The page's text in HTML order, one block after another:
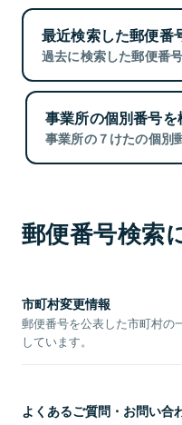
最近検索した郵便番
過去に検索した郵便番
事業所の個別番号を
事業所の７けたの個別
郵便番号検索
市町村変更情報
郵便番号を公表した市町村の
しています。
よくあるご質問・お問い合